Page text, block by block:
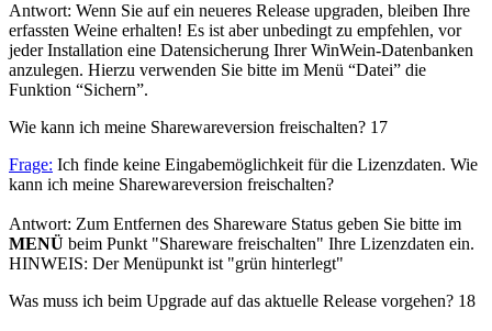
Antwort: Wenn Sie auf ein neueres Release upgraden, bleiben Ihre
erfassten Weine erhalten! Es ist aber unbedingt zu empfehlen, vor
jeder Installation eine Datensicherung Ihrer WinWein-Datenbanken
anzulegen. Hierzu verwenden Sie bitte im Menü “Datei” die
Funktion “Sichern”.
Wie kann ich meine Sharewareversion freischalten? 17
Frage: Ich finde keine Eingabemöglichkeit für die Lizenzdaten. Wie
kann ich meine Sharewareversion freischalten?
Antwort: Zum Entfernen des Shareware Status geben Sie bitte im
MENÜ beim Punkt "Shareware freischalten" Ihre Lizenzdaten ein.
HINWEIS: Der Menüpunkt ist "grün hinterlegt"
Was muss ich beim Upgrade auf das aktuelle Release vorgehen? 18